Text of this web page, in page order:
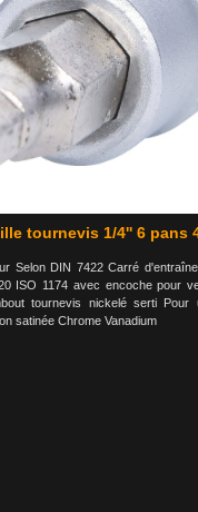
tournevis 1/4'' 6 pans
Selon DIN 7422 Carré
ISO 1174 avec encoche pour
tournevis nickelé serti Pour
satinée Chrome Vanadium